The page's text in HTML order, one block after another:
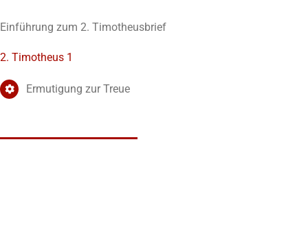
Einführung zum 2. Timotheusbrief
2. Timotheus 1
Ermutigung zur Treue